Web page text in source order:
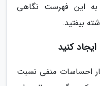
به این فهرست نگاهی
بیفتید.
احساسات منفی نسبت